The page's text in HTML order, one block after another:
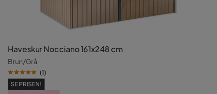
Haveskur Nocciano 161x248 cm
Brun/Grå
(1)
SE PRISEN!